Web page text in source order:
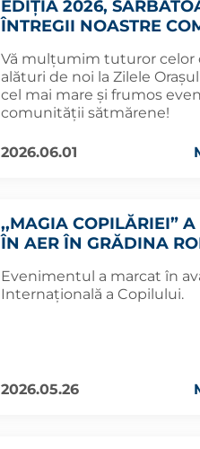
EDIȚIA 2026,
ÎNTREGII NOASTRE
Vă mulțumim tuturor celor
alături de noi la Zilele
cel mai mare și frumos
comunității sătmărene!
2026.06.01
,,MAGIA COPILĂRIEI”
ÎN AER ÎN GRĂDINA
Evenimentul a marcat în
Internațională a Copilului.
2026.05.26